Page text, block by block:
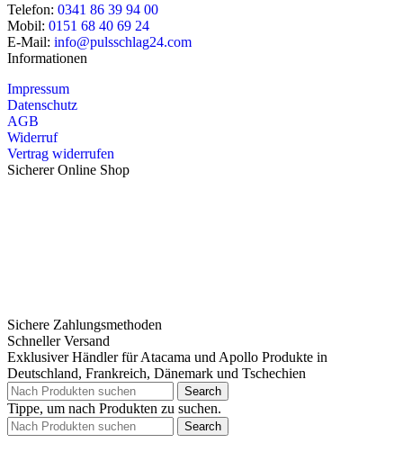
Telefon: 0341 86 39 94 00
Mobil: 0151 68 40 69 24
E-Mail: info@pulsschlag24.com
Informationen
Impressum
Datenschutz
AGB
Widerruf
Vertrag widerrufen
Sicherer Online Shop
Sichere Zahlungsmethoden
Schneller Versand
Exklusiver Händler für Atacama und Apollo Produkte in
Deutschland, Frankreich, Dänemark und Tschechien
Search
Tippe, um nach Produkten zu suchen.
Search